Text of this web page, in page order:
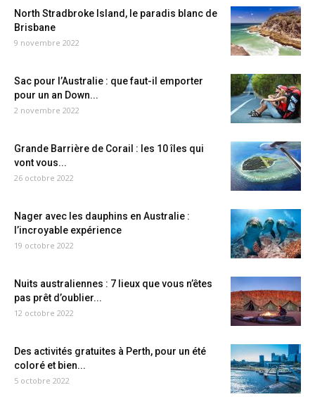
North Stradbroke Island, le paradis blanc de
Brisbane
9 novembre 2022
Sac pour l’Australie : que faut-il emporter
pour un an Down...
2 novembre 2022
Grande Barrière de Corail : les 10 îles qui
vont vous...
26 octobre 2022
Nager avec les dauphins en Australie :
l’incroyable expérience
19 octobre 2022
Nuits australiennes : 7 lieux que vous n’êtes
pas prêt d’oublier...
12 octobre 2022
Des activités gratuites à Perth, pour un été
coloré et bien...
5 octobre 2022